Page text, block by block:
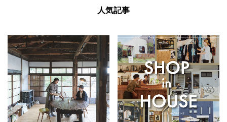
人気記事